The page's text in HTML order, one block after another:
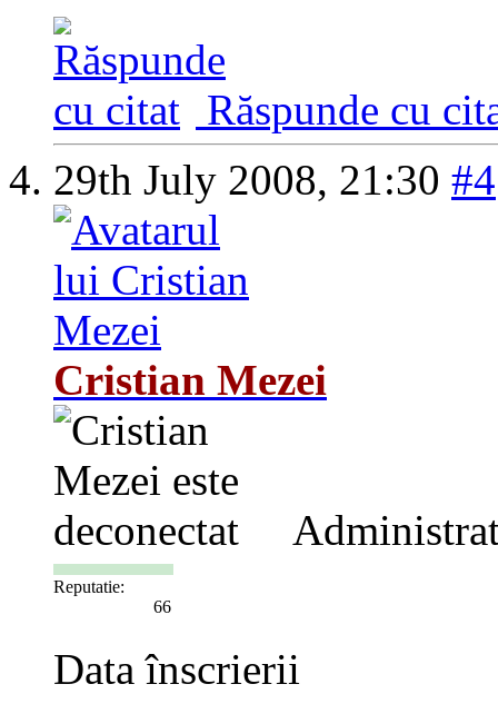
Răspunde cu
29th July 2008, 21:30 #4
Cristian Mezei
Reputatie:
66
Data înscrierii